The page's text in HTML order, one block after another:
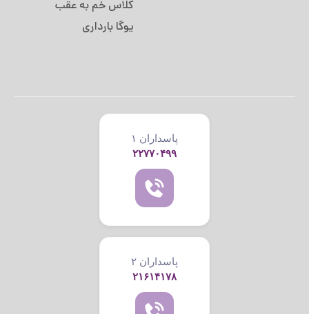
کلاس خم به عقب
یوگا بارداری
پاسداران ۱
۲۲۷۷۰۴۹۹
پاسداران ۲
۲۱۶۱۴۱۷۸